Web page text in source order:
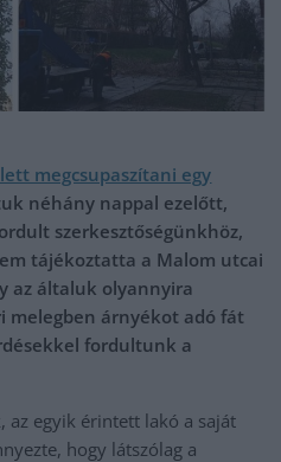
megcsupaszítani egy
néhány nappal ezelőtt,
szerkesztőségünkhöz,
tájékoztatta a Malom utcai
az általuk olyannyira
melegben árnyékot adó fát
fordultunk a
az egyik érintett lakó a saját
hogy látszólag a